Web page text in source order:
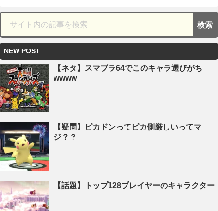
NEW POST
【ネタ】スマブラ64でこのキャラ選びがち
wwww
【疑問】ピカドンってピカ側厳しいってマ
ジ？？
【話題】トップ128プレイヤーのキャラクター